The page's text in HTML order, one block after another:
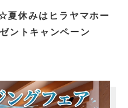
夏休みはヒラヤマホー
ントキャンペーン